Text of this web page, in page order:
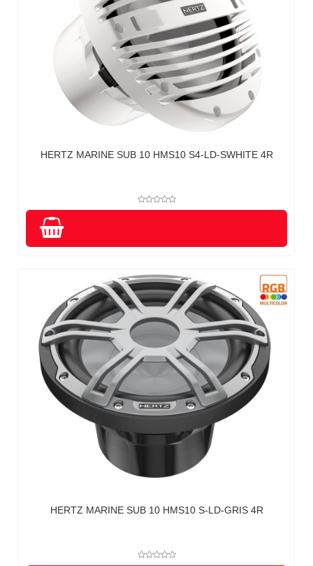
HERTZ MARINE SUB 10 HMS10 S4-LD-SWHITE 4R
HERTZ MARINE SUB 10 HMS10 S-LD-GRIS 4R